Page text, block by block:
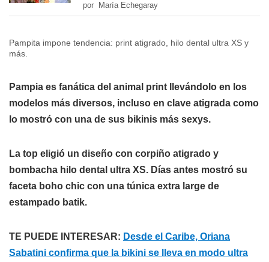
por María Echegaray
Pampita impone tendencia: print atigrado, hilo dental ultra XS y
más.
Pampia es fanática del animal print llevándolo en los
modelos más diversos, incluso en clave atigrada como
lo mostró con una de sus bikinis más sexys.
La top eligió un diseño con corpiño atigrado y
bombacha hilo dental ultra XS. Días antes mostró su
faceta boho chic con una túnica extra large de
estampado batik.
TE PUEDE INTERESAR: Desde el Caribe, Oriana
Sabatini confirma que la bikini se lleva en modo ultra